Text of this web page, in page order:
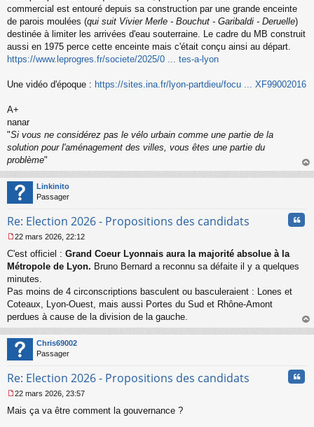
u
commercial est entouré depuis sa construction par une grande enceinte
de parois moulées (qui suit Vivier Merle - Bouchut - Garibaldi - Deruelle)
destinée à limiter les arrivées d'eau souterraine. Le cadre du MB construit
aussi en 1975 perce cette enceinte mais c'était conçu ainsi au départ.
https://www.leprogres.fr/societe/2025/0 ... tes-a-lyon
Une vidéo d'époque : https://sites.ina.fr/lyon-partdieu/focu ... XF99002016
A+
nanar
"Si vous ne considérez pas le vélo urbain comme une partie de la
solution pour l'aménagement des villes, vous êtes une partie du
problème"
au
Linkinito
Passager
Re: Election 2026 - Propositions des candidats
e
s
s
g
e
n
o
n
l
u
22 mars 2026, 22:12
C'est officiel : Grand Coeur Lyonnais aura la majorité absolue à la
Métropole de Lyon. Bruno Bernard a reconnu sa défaite il y a quelques
minutes.
Pas moins de 4 circonscriptions basculent ou basculeraient : Lones et
Coteaux, Lyon-Ouest, mais aussi Portes du Sud et Rhône-Amont
perdues à cause de la division de la gauche.
au
Chris69002
Passager
Re: Election 2026 - Propositions des candidats
e
22 mars 2026, 23:57
Mais ça va être comment la gouvernance ?